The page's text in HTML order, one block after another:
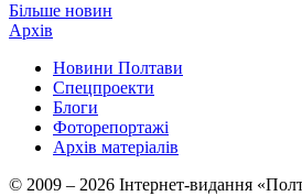
Більше новин
Архів
Новини Полтави
Спецпроекти
Блоги
Фоторепортажі
Архів матеріалів
© 2009 – 2026 Інтернет-видання